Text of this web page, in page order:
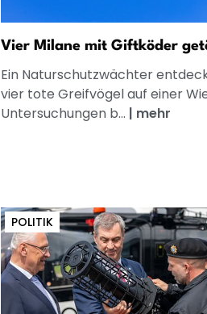
Vier Milane mit Giftköder
Ein Naturschutzwächter
vier tote Greifvögel auf einer
Untersuchungen b... | mehr
POLITIK